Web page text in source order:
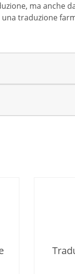
ma anche
traduzione